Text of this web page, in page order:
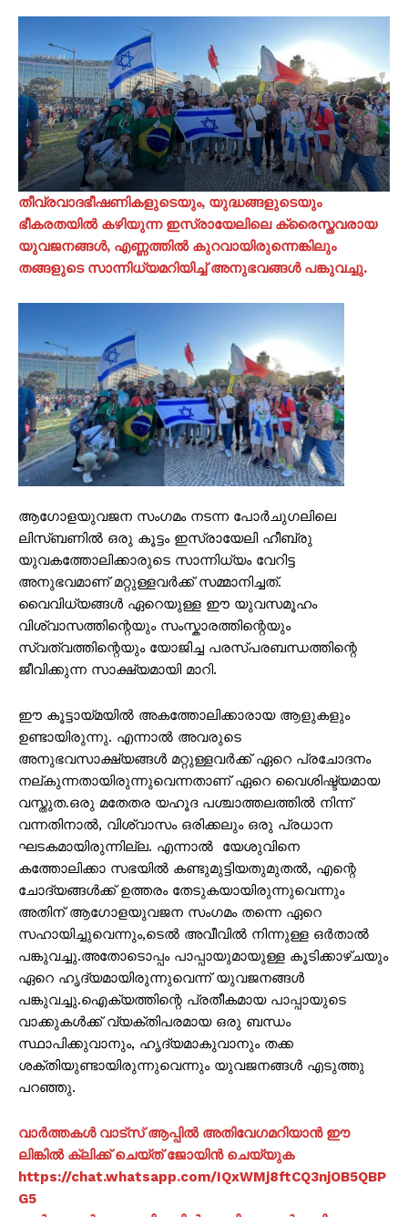
തീവ്രവാദഭീഷണികളുടെയും, യുദ്ധങ്ങളുടെയും
ഭീകരതയിൽ കഴിയുന്ന ഇസ്രായേലിലെ ക്രൈസ്തവരായ
യുവജനങ്ങൾ, എണ്ണത്തിൽ കുറവായിരുന്നെങ്കിലും
തങ്ങളുടെ സാന്നിധ്യമറിയിച്ച് അനുഭവങ്ങൾ പങ്കുവച്ചു.
ആഗോളയുവജന സംഗമം നടന്ന പോർചുഗലിലെ
ലിസ്ബണിൽ ഒരു കൂട്ടം ഇസ്രായേലി ഹീബ്രു
യുവകത്തോലിക്കാരുടെ സാന്നിധ്യം വേറിട്ട
അനുഭവമാണ് മറ്റുള്ളവർക്ക് സമ്മാനിച്ചത്.
വൈവിധ്യങ്ങൾ ഏറെയുള്ള ഈ യുവസമൂഹം
വിശ്വാസത്തിന്റെയും സംസ്കാരത്തിന്റെയും
സ്വത്വത്തിന്റെയും യോജിച്ച പരസ്പരബന്ധത്തിന്റെ
ജീവിക്കുന്ന സാക്ഷ്യമായി മാറി.
ഈ കൂട്ടായ്മയിൽ അകത്തോലിക്കാരായ ആളുകളും
ഉണ്ടായിരുന്നു. എന്നാൽ അവരുടെ
അനുഭവസാക്ഷ്യങ്ങൾ മറ്റുള്ളവർക്ക് ഏറെ പ്രചോദനം
നല്കുന്നതായിരുന്നുവെന്നതാണ് ഏറെ വൈശിഷ്ട്യമായ
വസ്തുത.ഒരു മതേതര യഹൂദ പശ്ചാത്തലത്തിൽ നിന്ന്
വന്നതിനാൽ, വിശ്വാസം ഒരിക്കലും ഒരു പ്രധാന
ഘടകമായിരുന്നില്ല. എന്നാൽ യേശുവിനെ
കത്തോലിക്കാ സഭയിൽ കണ്ടുമുട്ടിയതുമുതൽ, എന്റെ
ചോദ്യങ്ങൾക്ക് ഉത്തരം തേടുകയായിരുന്നുവെന്നും
അതിന് ആഗോളയുവജന സംഗമം തന്നെ ഏറെ
സഹായിച്ചുവെന്നും,ടെൽ അവീവിൽ നിന്നുള്ള ഒർതാൽ
പങ്കുവച്ചു.അതോടൊപ്പം പാപ്പായുമായുള്ള കൂടിക്കാഴ്ചയും
ഏറെ ഹൃദ്യമായിരുന്നുവെന്ന് യുവജനങ്ങൾ
പങ്കുവച്ചു.ഐക്യത്തിന്റെ പ്രതീകമായ പാപ്പായുടെ
വാക്കുകൾക്ക് വ്യക്തിപരമായ ഒരു ബന്ധം
സ്ഥാപിക്കുവാനും, ഹൃദ്യമാകുവാനും തക്ക
ശക്തിയുണ്ടായിരുന്നുവെന്നും യുവജനങ്ങൾ എടുത്തു
പറഞ്ഞു.
വാർത്തകൾ വാട്സ് ആപ്പിൽ അതിവേഗമറിയാൻ ഈ
ലിങ്കിൽ ക്ലിക്ക് ചെയ്ത് ജോയിൻ ചെയ്യുക
https://chat.whatsapp.com/IQxWMj8ftCQ3njOB5QBP
G5